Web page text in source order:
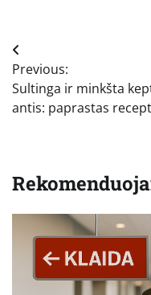
Navigacija
tarp
įrašų
Previous:
Sultinga ir minkšta
antis: paprastas